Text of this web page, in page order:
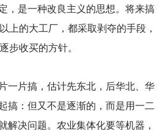
，是一种改良主义的思想。将来搞
上的大工厂，都采取剥夺的手段，
步收买的方针。
一片搞，估计先东北，后华北、华
搞：但又不是逐渐的，而是用一二
解决问题。农业集体化要等机器，